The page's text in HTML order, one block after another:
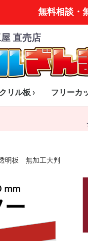
無料相談・
直売店
リル板 › フリーカ
明板 無加工大判